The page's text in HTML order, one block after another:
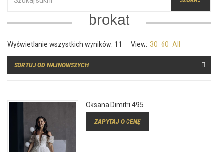
brokat
Wyświetlanie wszystkich wyników: 11
Posortowane
View: 30 60 All
Oksana Dimitri 495
ZAPYTAJ O CENĘ